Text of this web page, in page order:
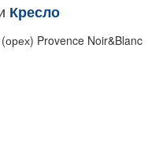
Кресло
Provence Noir&Blanc